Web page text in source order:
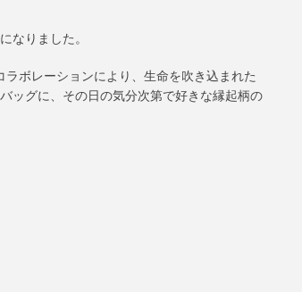
なりました。
ボレーションにより、生命を吹き込まれた
ッグに、その日の気分次第で好きな縁起柄の